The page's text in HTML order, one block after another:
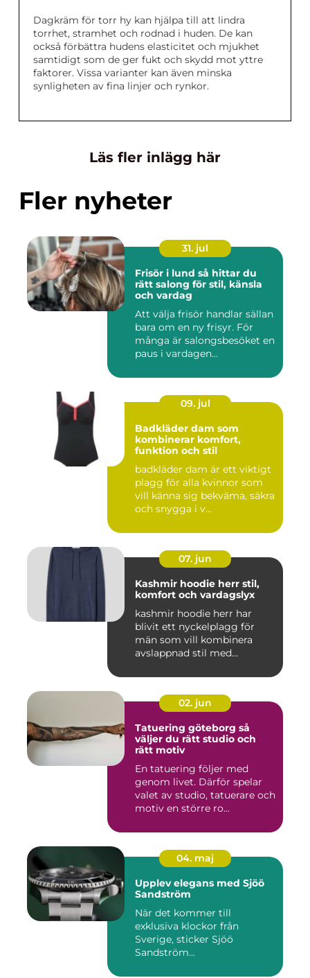
Dagkräm för torr hy kan hjälpa till att lindra
torrhet, stramhet och rodnad i huden. De kan
också förbättra hudens elasticitet och mjukhet
samtidigt som de ger fukt och skydd mot yttre
faktorer. Vissa varianter kan även minska
synligheten av fina linjer och rynkor.
Läs fler inlägg här
Fler nyheter
31. jul
Frisör i lund så hittar du
rätt salong för stil, känsla
och vardag
Att välja frisör handlar sällan
bara om en ny frisyr. För
många är salongsbesöket en
paus i vardagen...
09. jul
Badkläder dam som
kombinerar komfort,
funktion och stil
badkläder dam är ett viktigt
plagg för alla kvinnor som
vill känna sig bekväma, säkra
och snygga i v...
07. jun
Kashmir hoodie herr stil,
komfort och vardagslyx
kashmir hoodie herr har
blivit ett nyckelplagg för
män som vill kombinera
avslappnad stil med
02. jun
Tatuering göteborg så
väljer du rätt studio och
rätt motiv
En tatuering följer med
genom livet. Därför spelar
valet av studio, tatuerare och
motiv en större ro...
04. maj
Upplev elegans med Sjöö
Sandström
När det kommer till
exklusiva klockor från
Sverige, sticker Sjöö
Sandström...